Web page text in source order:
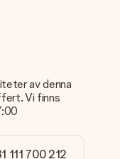
sin present?
kvalitet?
Om du är osäker
kundtjänst och
du är intresserad
av denna
Vi finns
111 700 212